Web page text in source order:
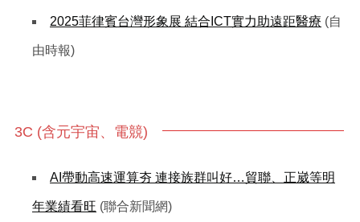
2025菲律賓台灣形象展 結合ICT實力助遠距醫療 (自
由時報)
3C (含元宇宙、電競)
AI帶動高速運算夯 連接族群叫好…貿聯、正崴等明
年業績看旺 (聯合新聞網)